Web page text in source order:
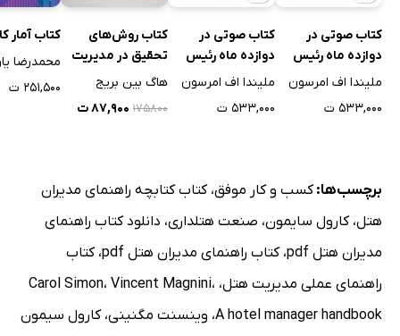
کتاب صوتی در
دوازده ماه رئیس
خود شوید
ملیندا اف امرسون
۵۳۳,۰۰۰ ت
کتاب صوتی در
دوازده ماه رئیس
خود شوید
ملیندا اف امرسون
۵۳۳,۰۰۰ ت
کتاب روش‌های
تحقیق در مدیریت
منابع انسانی
هاگ بین بریج
۱۷۵۸۰۰ ۸۷,۹۰۰ ت
کتاب آمار
محمدرضا
۲۵۱,۵۰۰ ت
برچسب‌ها:کسب و کار موفق،کتاب کتابچه راهنمای مدیران
هتل،کارول سایمون، صنعت هتلداری، دانلود کتاب راهنمای
مدیران هتل pdf
،کتاب راهنمای مدیران هتل pdf ،کتاب
راهنمای عملی مدیریت هتل، Carol Simon، Vincent Magnini،
A hotel manager handbook، وینسنت مگنینی،کارول سیمون